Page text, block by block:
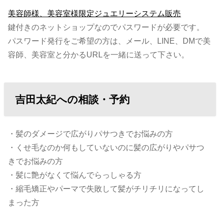
美容師様、美容室様限定ジュエリーシステム販売
鍵付きのネットショップなのでパスワードが必要です。
パスワード発行をご希望の方は、メール、LINE、DMで美
容師、美容室と分かるURLを一緒に送って下さい。
吉田太紀への相談・予約
・髪のダメージで広がりパサつきでお悩みの方
・くせ毛なのか何もしていないのに髪の広がりやパサつ
きでお悩みの方
・髪に艶がなくて悩んでらっしゃる方
・縮毛矯正やパーマで失敗して髪がチリチリになってし
まった方